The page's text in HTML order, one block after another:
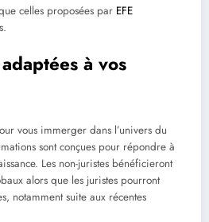
celles proposées par EFE
à vos
vous immerger dans l’univers du
sont conçues pour répondre à
Les non-juristes bénéficieront
alors que les juristes pourront
notamment suite aux récentes